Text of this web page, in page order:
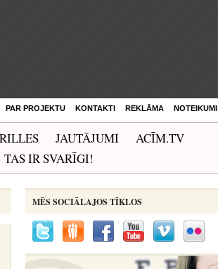
PAR PROJEKTU KONTAKTI REKLĀMA NOTEIKUMI
JAUTĀJUMI
ACĪM.TV
TAS IR SVARĪGI!
MĒS SOCIĀLAJOS TĪKLOS